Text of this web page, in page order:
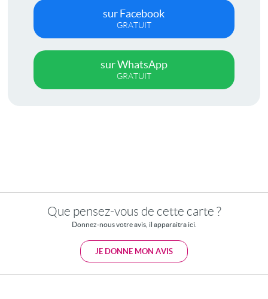
sur Facebook
GRATUIT
sur WhatsApp
GRATUIT
Que pensez-vous de cette carte ?
Donnez-nous votre avis, il apparaitra ici.
JE DONNE MON AVIS